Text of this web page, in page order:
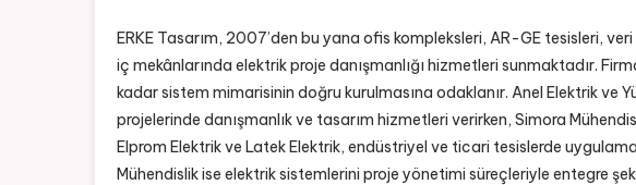
ERKE Tasarım, 2007’den bu yana ofis kompleksleri, AR-GE tesisleri,
iç mekânlarında elektrik proje danışmanlığı hizmetleri sunmaktadır.
kadar sistem mimarisinin doğru kurulmasına odaklanır. Anel Elektrik ve
projelerinde danışmanlık ve tasarım hizmetleri verirken, Simora
Elprom Elektrik ve Latek Elektrik, endüstriyel ve ticari tesislerde
Mühendislik ise elektrik sistemlerini proje yönetimi süreçleriyle entegre